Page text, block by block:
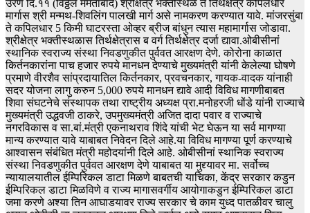
उरण दि.११ (विठ्ठल ममताबादे) श्रीक्षेत्र भक्तीस्थळ ते तिर्थक्षेत्र कपिलधार
मार्गास श्री मन्मथ-शिवलिंग पालखी मार्ग असे नामकरण करण्यात यावे. मांजरसुंबा
ते कपिलधार 5 किमी घाटरस्ता ओव्हर ब्रीज बांधुन त्यास महामार्गास जोडावा.
श्रीक्षेत्र भक्तीस्थळास तिर्थक्षेत्रास ब वर्ग तिर्थक्षेत्र दर्जा द्यावा.ओबीसीनां
स्थानिक स्वराज्य संस्था निवडणुकीत पुर्ववत आरक्षण देणे. कोरोना काळात
किर्तनकारांना पाच हजार रुपये मानधन देण्याचे मुख्यमंत्री यांनी केलेल्या घोषणे
प्रमाणे वीरशैव सांप्रदायातिल किर्तनकार, प्रवचनकार, गायक-वादक यांनाही
सदर योजना लागु करुन 5,000 रुपये मानधन द्यावे आदी विविध मागणीबाबत
शिवा संघटनेचे संस्थापक तथा राष्ट्रीय अध्यक्ष प्रा.मनोहरजी धोंडे यांनी राज्याचे
मुख्यमंत्री उद्धवजी ठाकरे, उपमुख्यमंत्री अजित दादा पवार व राज्याचे
नगरविकास व सा.बां.मंत्री एकनाथराव शिंदे यांची भेट घेऊन या सर्व मागण्या
मान्य करण्यात यावे याबाबत निवेदन दिले आहे.या विविध मागण्या पूर्ण करण्याचे
आश्वासन संबंधित मंत्री महोदयांनी दिले आहे. ओबीसीनां स्थानिक स्वराज्य
संस्था निवडणुकीत पुर्ववत आरक्षण देणे याबाबत या मुद्द्यावर मा. सर्वोच्च
न्यायालयातील ईम्पिरिकल डाटा मिळणे बाबतची याचिका, केंद्र सरकार कडुन
ईम्पिरिकल डाटा मिळविणे व राज्य मागासवर्गीय आयोगाकडुन ईम्पिरिकल डाटा
जमा करणे अश्या तिन आघाडयावर राज्य सरकार चे काम युध्द पातळीवर चालु